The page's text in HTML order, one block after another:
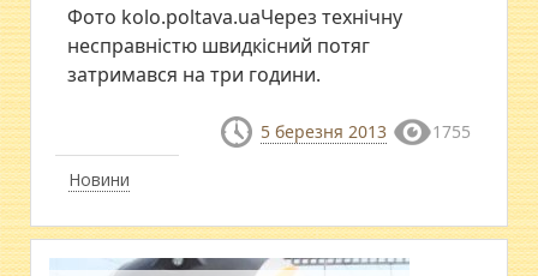
Новини
Фото kolo.poltava.uaЧерез технічну
несправністю швидкісний потяг
затримався на три години.
5 березня 2013 1755